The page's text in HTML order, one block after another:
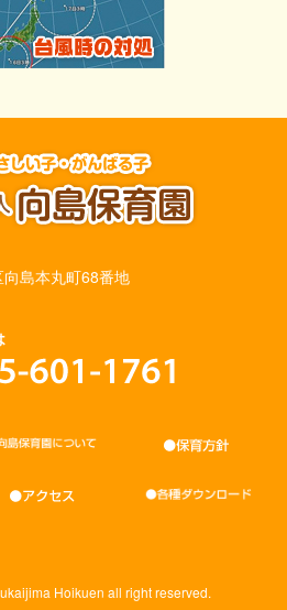
島本丸町68番地
Hoikuen all right reserved.